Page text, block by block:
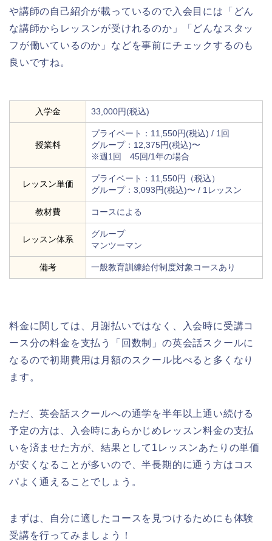
や講師の自己紹介が載っているので入会目には「どん
な講師からレッスンが受けれるのか」「どんなスタッ
フが働いているのか」などを事前にチェックするのも
良いですね。
入学金 33,000円(税込)
授業料
プライベート：11,550円(税込) / 1回
グループ：12,375円(税込)〜
※週1回 45回/1年の場合
レッスン単価
プライベート：11,550円（税込）
グループ：3,093円(税込)〜 / 1レッスン
教材費 コースによる
レッスン体系
グループ
マンツーマン
備考 一般教育訓練給付制度対象コースあり
料金に関しては、月謝払いではなく、入会時に受講コ
ース分の料金を支払う「回数制」の英会話スクールに
なるので初期費用は月額のスクール比べると多くなり
ます。
ただ、英会話スクールへの通学を半年以上通い続ける
予定の方は、入会時にあらかじめレッスン料金の支払
いを済ませた方が、結果として1レッスンあたりの単価
が安くなることが多いので、半長期的に通う方はコス
パよく通えることでしょう。
まずは、自分に適したコースを見つけるためにも体験
受講を行ってみましょう！